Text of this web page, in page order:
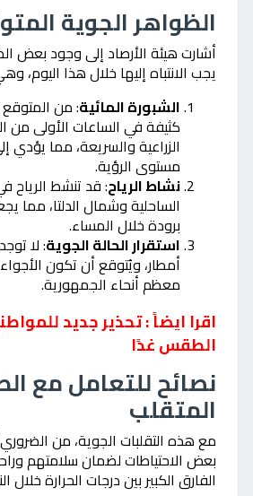
الظواهر الجوية
أشارت هيئة الأرصاد إلى وجود بعض
يجب الانتباه إليها خلال هذا اليوم،
الشبورة المائية: من
كثيفة في الساعات الأولى من
الزراعية والسريعة، مما
مستوى الرؤية.
نشاط الرياح: قد تنشط
الساحلية وشمال الدلتا، مما
برودة خلال المساء.
استقرار الحالة الجوية: لا
أمطار، ويُتوقع أن تكون
معظم أنحاء الجمهورية.
اقرا ايضاً : تحذير جديد
الطقس غدًا
نصائح للتعامل مع
المتقلب
مع هذه التقلبات الجوية، من
بعض الاحتياطات لضمان سلامتهم
الفارق الكبير بين درجات الحرارة خلال